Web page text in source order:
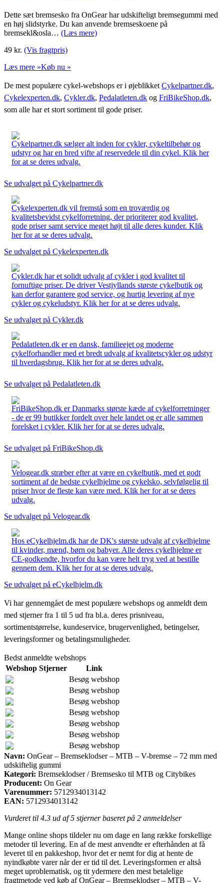
Dette sæt bremsesko fra OnGear har udskifteligt bremsegummi med
en høj slidstyrke. Du kan anvende bremseskoene på
bremsekl&osla… (Læs mere)
49 kr. (Vis fragtpris)
Læs mere »Køb nu »
De mest populære cykel-webshops er i øjeblikket Cykelpartner.dk,
Cykelexperten.dk, Cykler.dk, Pedalatleten.dk og FriBikeShop.dk,
som alle har et stort sortiment til gode priser.
Cykelpartner.dk sælger alt inden for cykler, cykeltilbehør og
udstyr og har en bred vifte af reservedele til din cykel. Klik her
for at se deres udvalg.
Se udvalget på Cykelpartner.dk
Cykelexperten.dk vil fremstå som en troværdig og
kvalitetsbevidst cykelforretning, der prioriterer god kvalitet,
gode priser samt service meget højt til alle deres kunder. Klik
her for at se deres udvalg.
Se udvalget på Cykelexperten.dk
Cykler.dk har et solidt udvalg af cykler i god kvalitet til
fornuftige priser. De driver Vestjyllands største cykelbutik og
kan derfor garantere god service, og hurtig levering af nye
cykler og cykeludstyr. Klik her for at se deres udvalg.
Se udvalget på Cykler.dk
Pedalatleten.dk er en dansk, familieejet og moderne
cykelforhandler med et bredt udvalg af kvalitetscykler og udstyr
til hverdagsbrug. Klik her for at se deres udvalg.
Se udvalget på Pedalatleten.dk
FriBikeShop.dk er Danmarks største kæde af cykelforretninger
- de er 99 butikker fordelt over hele landet og er alle sammen
forelsket i cykler. Klik her for at se deres udvalg.
Se udvalget på FriBikeShop.dk
Velogear.dk stræber efter at være en cykelbutik, med et godt
sortiment af de bedste cykelhjelme og cykelsko, selvfølgelig til
priser hvor de fleste kan være med. Klik her for at se deres
udvalg.
Se udvalget på Velogear.dk
Hos eCykelhjelm.dk har de DK's største udvalg af cykelhjelme
til kvinder, mænd, børn og babyer. Alle deres cykelhjelme er
CE-godkendte, hvorfor du kan være helt tryg ved at bestille
gennem dem. Klik her for at se deres udvalg.
Se udvalget på eCykelhjelm.dk
Vi har gennemgået de mest populære webshops og anmeldt dem
med stjerner fra 1 til 5 ud fra bl.a. deres prisniveau,
sortimentstørrelse, kundeservice, brugervenlighed, betingelser,
leveringsformer og betalingsmuligheder.
Bedst anmeldte webshops
Webshop Stjerner
Link
Besøg webshop
Besøg webshop
Besøg webshop
Besøg webshop
Besøg webshop
Besøg webshop
Besøg webshop
Navn: OnGear – Bremseklodser – MTB – V-bremse – 72 mm med
udskiftelig gummi
Kategori: Bremseklodser / Bremsesko til MTB og Citybikes
Producent: On Gear
Varenummer: 5712934013142
EAN: 5712934013142
Vurderet til 4.3 ud af 5 stjerner baseret på 2 anmeldelser
Mange online shops tildeler nu om dage en lang række forskellige
metoder til levering. En af de mest anvendte er efterhånden at få
leveret til en pakkeshop, hvor det er nemt for dig at hente de
nyindkøbte varer når der er tid til det. Leveringsformen er altså
meget uproblematisk, og tit ydermere den mest betalelige
fragtmetode ved køb af OnGear – Bremseklodser – MTB – V-